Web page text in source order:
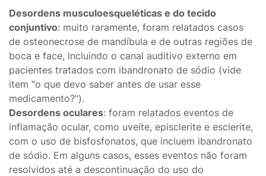
Desordens musculoesqueléticas e do tecido
conjuntivo: muito raramente, foram relatados casos
de osteonecrose de mandíbula e de outras regiões de
boca e face, incluindo o canal auditivo externo em
pacientes tratados com ibandronato de sódio (vide
item “o que devo saber antes de usar esse
medicamento?”).
Desordens oculares: foram relatados eventos de
inflamação ocular, como uveíte, episclerite e esclerite,
com o uso de bisfosfonatos, que incluem ibandronato
de sódio. Em alguns casos, esses eventos não foram
resolvidos até a descontinuação do uso do